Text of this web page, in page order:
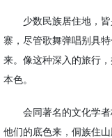
少数民族居住地，
寨，尽管歌舞弹唱别具
来。像这种深入的旅行
本色。
会同著名的文化学
他们的底色来，侗族住